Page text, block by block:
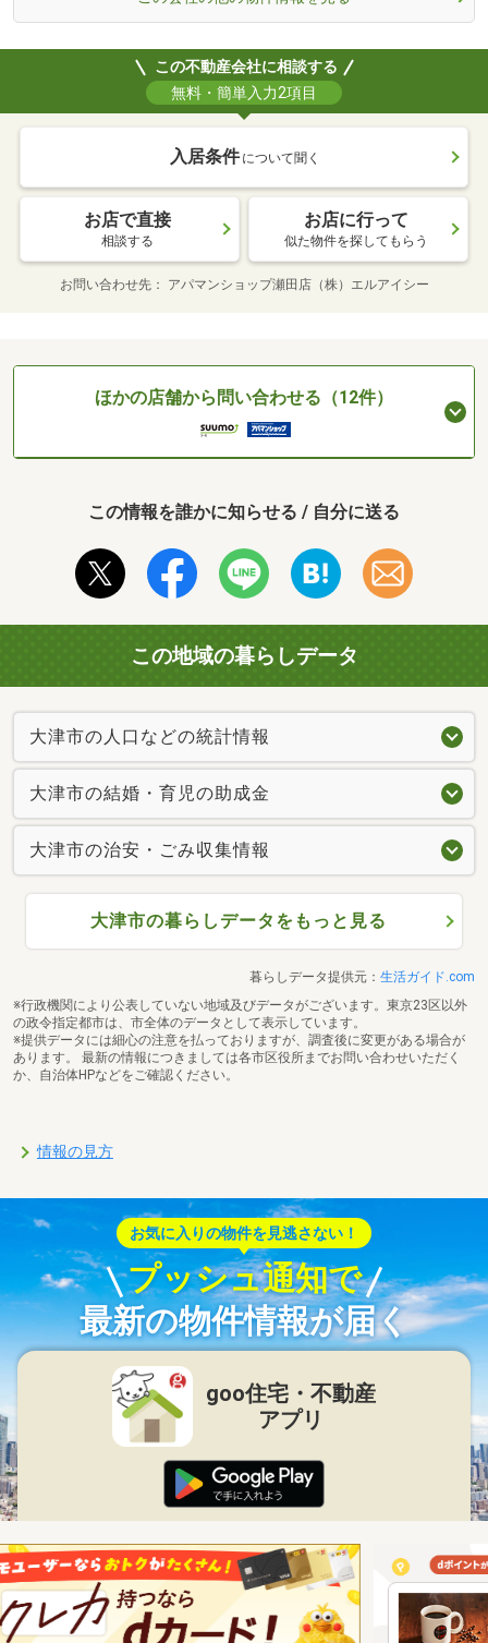
この不動産会社に相談する
無料・簡単入力2項目
入居条件 について聞く
お店で直接
相談する
お店に行って
似た物件を探してもらう
お問い合わせ先 アパマンショップ瀬田店（株）エルアイシー
ほかの店舗から問い合わせる（12件）
この情報を誰かに知らせる / 自分に送る
この地域の暮らしデータ
大津市の人口などの統計情報
大津市の結婚・育児の助成金
大津市の治安・ごみ収集情報
大津市の暮らしデータをもっと見る
暮らしデータ提供元： 生活ガイド.com
※行政機関により公表していない地域及びデータがございます。東京23区以外
の政令指定都市は、市全体のデータとして表示しています。
※提供データには細心の注意を払っておりますが、調査後に変更がある場合が
あります。 最新の情報につきましては各市区役所までお問い合わせいただく
か、自治体HPなどをご確認ください。
情報の見方
お気に入りの物件を見逃さない！
プッシュ通知で
最新の物件情報が届く
goo住宅・不動産
アプリ